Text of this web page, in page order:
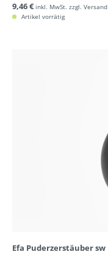
9,46 € inkl. MwSt. zzgl. Versand
Artikel vorrätig
Efa Puderzerstäuber sw